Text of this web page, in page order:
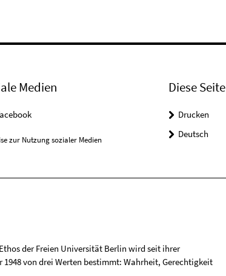
Medien
zur Nutzung sozialer Medien
Diese Seite
Drucken
Deutsch
der Freien Universität Berlin wird seit ihrer
1948 von drei Werten bestimmt: Wahrheit, Gerechtigkeit